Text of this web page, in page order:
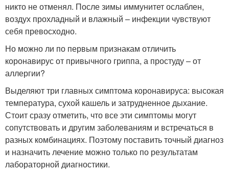
никто не отменял. После зимы иммунитет ослаблен,
воздух прохладный и влажный – инфекции чувствуют
себя превосходно.
Но можно ли по первым признакам отличить
коронавирус от привычного гриппа, а простуду – от
аллергии?
Выделяют три главных симптома коронавируса: высокая
температура, сухой кашель и затрудненное дыхание.
Стоит сразу отметить, что все эти симптомы могут
сопутствовать и другим заболеваниям и встречаться в
разных комбинациях. Поэтому поставить точный диагноз
и назначить лечение можно только по результатам
лабораторной диагностики.